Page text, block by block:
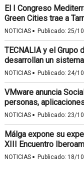
El I Congreso
Green Cities trae a
NOTICIAS · Publicado: 25/
TECNALIA y el
desarrollan un
NOTICIAS · Publicado: 24/
VMware anuncia
personas,
NOTICIAS · Publicado: 23/
Málga expone su
XIII Encuentro
NOTICIAS · Publicado: 18/